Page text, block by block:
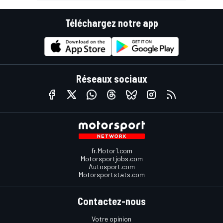
Téléchargez notre app
Réseaux sociaux
fr.Motor1.com
Motorsportjobs.com
Autosport.com
Motorsportstats.com
Contactez-nous
Votre opinion